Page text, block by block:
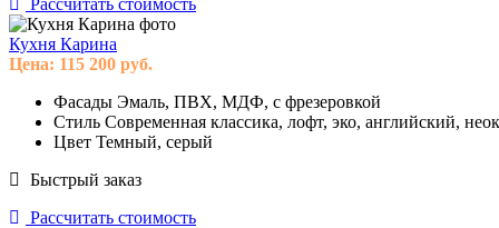
Кухня Карина
Цена: 115 200 руб.
Фасады Эмаль, ПВХ, МДФ, с фрезеровкой
Стиль Современная классика, лофт, эко, английский,
Цвет Темный, серый
Быстрый заказ
Рассчитать стоимость